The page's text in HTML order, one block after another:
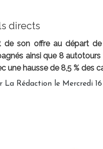
directs
de son offre au départ
ainsi que 8
une hausse de 8,5 % des
La Rédaction le Mercredi